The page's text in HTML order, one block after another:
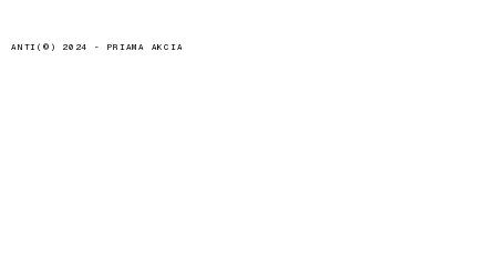
ANTI(©) 2024 - PRIAMA AKCIA